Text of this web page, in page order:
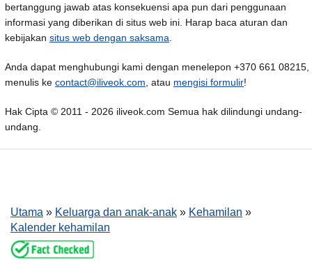
bertanggung jawab atas konsekuensi apa pun dari penggunaan
informasi yang diberikan di situs web ini. Harap baca aturan dan
kebijakan situs web dengan saksama
Anda dapat menghubungi kami dengan menelepon +370 661 08215,
menulis ke contact@iliveok.com , atau mengisi formulir!
Hak Cipta © 2011 - 2026 iliveok.com Semua hak dilindungi undang-
undang.
Utama » Keluarga dan anak-anak » Kehamilan »
Kalender kehamilan